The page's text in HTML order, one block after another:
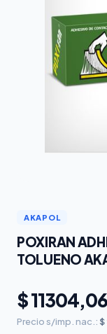
AKAPOL
POXIRAN
TOLUENO
$ 11304,06
Precio s/imp. nac.: